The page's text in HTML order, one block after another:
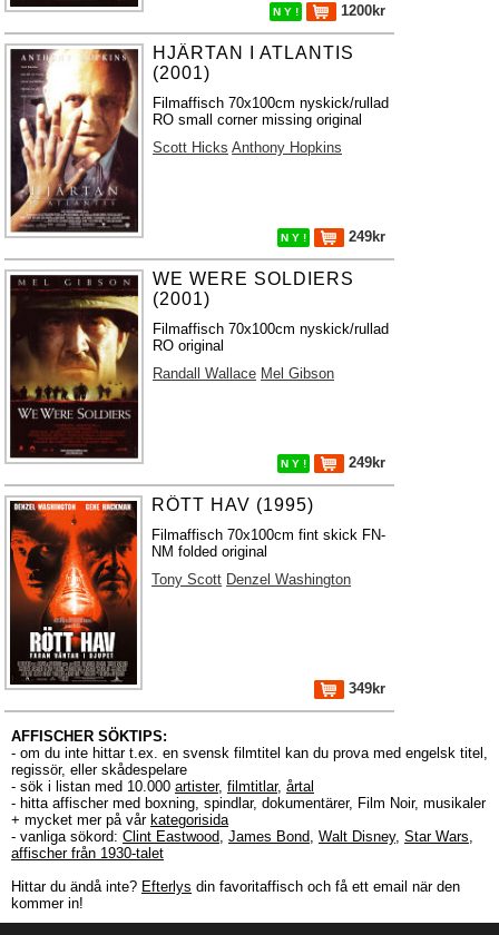
N Y ! 1200kr
HJÄRTAN I ATLANTIS
(2001)
Filmaffisch 70x100cm nyskick/rullad
RO small corner missing original
Scott Hicks Anthony Hopkins
N Y ! 249kr
WE WERE SOLDIERS
(2001)
Filmaffisch 70x100cm nyskick/rullad
RO original
Randall Wallace Mel Gibson
N Y ! 249kr
RÖTT HAV (1995)
Filmaffisch 70x100cm fint skick FN-
NM folded original
Tony Scott Denzel Washington
349kr
AFFISCHER SÖKTIPS:
- om du inte hittar t.ex. en svensk filmtitel kan du prova med engelsk titel,
regissör, eller skådespelare
- sök i listan med 10.000 artister, filmtitlar, årtal
- hitta affischer med boxning, spindlar, dokumentärer, Film Noir, musikaler
+ mycket mer på vår kategorisida
- vanliga sökord: Clint Eastwood, James Bond, Walt Disney, Star Wars,
affischer från 1930-talet
Hittar du ändå inte? Efterlys din favoritaffisch och få ett email när den
kommer in!